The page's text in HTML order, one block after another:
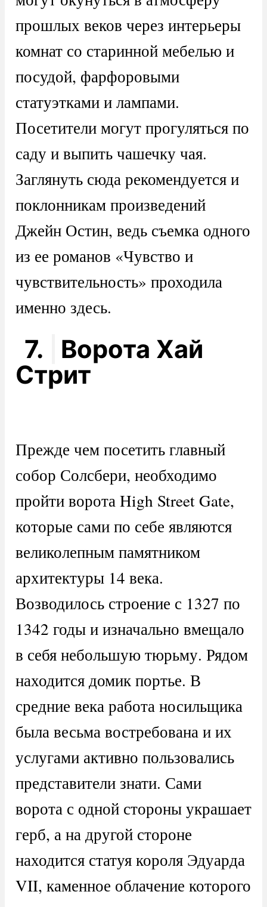
прошлых веков через интерьеры
комнат со старинной мебелью и
посудой, фарфоровыми
статуэтками и лампами.
Посетители могут прогуляться по
саду и выпить чашечку чая.
Заглянуть сюда рекомендуется и
поклонникам произведений
Джейн Остин, ведь съемка одного
из ее романов «Чувство и
чувствительность» проходила
именно здесь.
7.
Ворота Хай
Стрит
Прежде чем посетить главный
собор Солсбери, необходимо
пройти ворота High Street Gate,
которые сами по себе являются
великолепным памятником
архитектуры 14 века.
Возводилось строение с 1327 по
1342 годы и изначально вмещало
в себя небольшую тюрьму. Рядом
находится домик портье. В
средние века работа носильщика
была весьма востребована и их
услугами активно пользовались
представители знати. Сами
ворота с одной стороны украшает
герб, а на другой стороне
находится статуя короля Эдуарда
VII, каменное облачение которого